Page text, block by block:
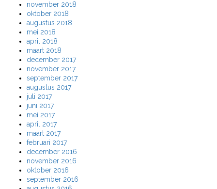
november 2018
oktober 2018
augustus 2018
mei 2018
april 2018
maart 2018
december 2017
november 2017
september 2017
augustus 2017
juli 2017
juni 2017
mei 2017
april 2017
maart 2017
februari 2017
december 2016
november 2016
oktober 2016
september 2016